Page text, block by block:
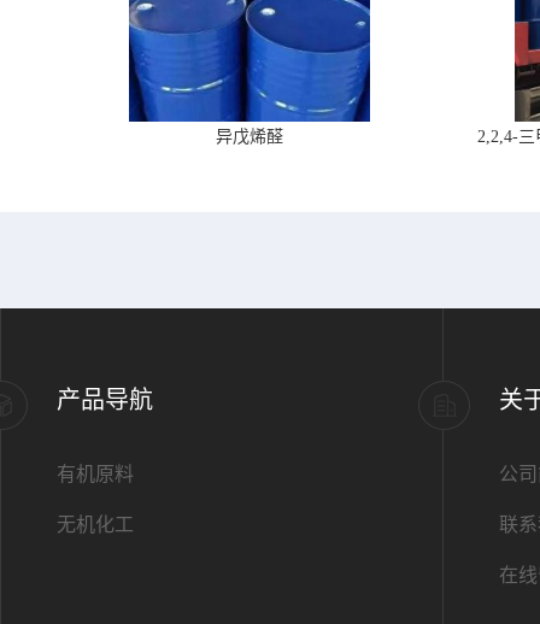
异戊烯醛 2,2,4-
产品导航
有机原料
无机化工
关
公
联
在